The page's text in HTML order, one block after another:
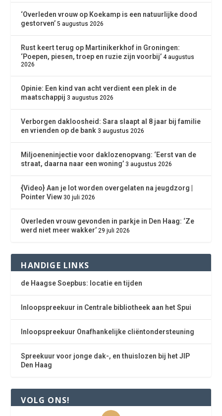
‘Overleden vrouw op Koekamp is een natuurlijke dood
gestorven’ 5 augustus 2026
Rust keert terug op Martinikerkhof in Groningen:
‘Poepen, piesen, troep en ruzie zijn voorbij’ 4 augustus
2026
Opinie: Een kind van acht verdient een plek in de
maatschappij 3 augustus 2026
Verborgen dakloosheid: Sara slaapt al 8 jaar bij familie
en vrienden op de bank 3 augustus 2026
Miljoeneninjectie voor daklozenopvang: ‘Eerst van de
straat, daarna naar een woning’ 3 augustus 2026
{Video} Aan je lot worden overgelaten na jeugdzorg |
Pointer View 30 juli 2026
Overleden vrouw gevonden in parkje in Den Haag: ‘Ze
werd niet meer wakker’ 29 juli 2026
HANDIGE LINKS
de Haagse Soepbus: locatie en tijden
Inloopspreekuur in Centrale bibliotheek aan het Spui
Inloopspreekuur Onafhankelijke cliëntondersteuning
Spreekuur voor jonge dak-, en thuislozen bij het JIP
Den Haag
VOLG ONS!